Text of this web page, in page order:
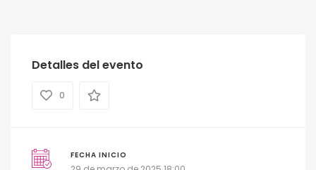
Detalles del evento
0
FECHA INICIO